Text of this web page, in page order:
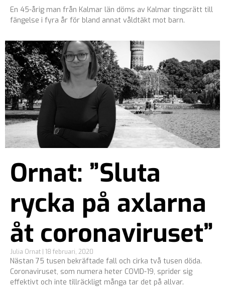
En 45-årig man från Kalmar län döms av Kalmar tingsrätt till
fängelse i fyra år för bland annat våldtäkt mot barn.
Ornat: ”Sluta
rycka på axlarna
åt coronaviruset”
Julia Ornat 18 februari, 2020
Nästan 75 tusen bekräftade fall och cirka två tusen döda.
Coronaviruset, som numera heter COVID-19, sprider sig
effektivt och inte tillräckligt många tar det på allvar.